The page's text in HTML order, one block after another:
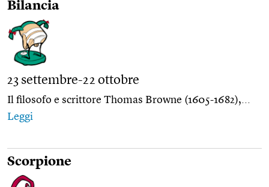
Bilancia
23 settembre-22 ottobre
Il filosofo e scrittore Thomas Browne (1605-1682),...
Leggi
Scorpione